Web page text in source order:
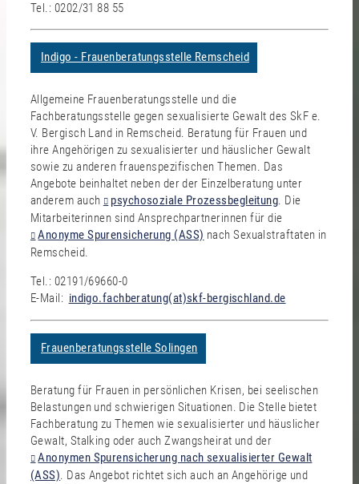
Tel.: 0202/31 88 55
Indigo - Frauenberatungsstelle Remscheid
Allgemeine Frauenberatungsstelle und die
Fachberatungsstelle gegen sexualisierte Gewalt des SkF e.
V. Bergisch Land in Remscheid. Beratung für Frauen und
ihre Angehörigen zu sexualisierter und häuslicher Gewalt
sowie zu anderen frauenspezifischen Themen. Das
Angebote beinhaltet neben der der Einzelberatung unter
anderem auch
psychosoziale Prozessbegleitung. Die
Mitarbeiterinnen sind Ansprechpartnerinnen für die
Anonyme Spurensicherung (ASS) nach Sexualstraftaten in
Remscheid.
Tel.: 02191/69660-0
E-Mail: indigo.fachberatung(at)skf-bergischland.de
Frauenberatungsstelle Solingen
Beratung für Frauen in persönlichen Krisen, bei seelischen
Belastungen und schwierigen Situationen. Die Stelle bietet
Fachberatung zu Themen wie sexualisierter und häuslicher
Gewalt, Stalking oder auch Zwangsheirat und der
Anonymen Spurensicherung nach sexualisierter Gewalt
(ASS). Das Angebot richtet sich auch an Angehörige und